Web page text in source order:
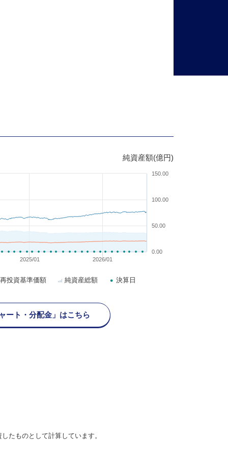
純資産額(億円)
2025/01 2026/01
0.00
50.00
100.00
150.00
投資基準価額 純資産総額 決算日
ート・分配金」はこちら
たものとして計算しています。